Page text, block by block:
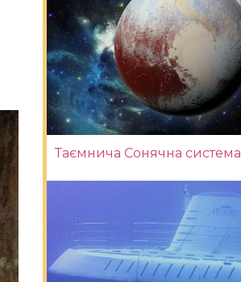
Таємнича Сонячна система